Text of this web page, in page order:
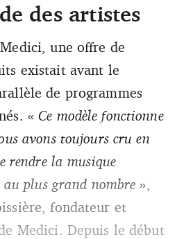
des artistes
une offre de
existait avant le
de programmes
«Ce modèle fonctionne
avons toujours cru en
rendre la musique
au plus grand nombre »,
fondateur et
Medici. Depuis le début